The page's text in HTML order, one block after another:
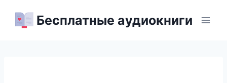
Бесплатные аудиокниги